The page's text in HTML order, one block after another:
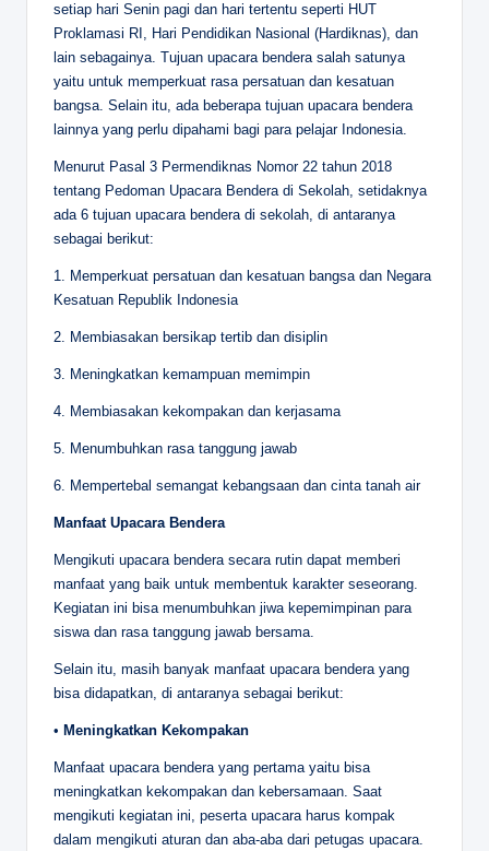
setiap hari Senin pagi dan hari tertentu seperti HUT
Proklamasi RI, Hari Pendidikan Nasional (Hardiknas), dan
lain sebagainya. Tujuan upacara bendera salah satunya
yaitu untuk memperkuat rasa persatuan dan kesatuan
bangsa. Selain itu, ada beberapa tujuan upacara bendera
lainnya yang perlu dipahami bagi para pelajar Indonesia.
Menurut Pasal 3 Permendiknas Nomor 22 tahun 2018
tentang Pedoman Upacara Bendera di Sekolah, setidaknya
ada 6 tujuan upacara bendera di sekolah, di antaranya
sebagai berikut:
1. Memperkuat persatuan dan kesatuan bangsa dan Negara
Kesatuan Republik Indonesia
2. Membiasakan bersikap tertib dan disiplin
3. Meningkatkan kemampuan memimpin
4. Membiasakan kekompakan dan kerjasama
5. Menumbuhkan rasa tanggung jawab
6. Mempertebal semangat kebangsaan dan cinta tanah air
Manfaat Upacara Bendera
Mengikuti upacara bendera secara rutin dapat memberi
manfaat yang baik untuk membentuk karakter seseorang.
Kegiatan ini bisa menumbuhkan jiwa kepemimpinan para
siswa dan rasa tanggung jawab bersama.
Selain itu, masih banyak manfaat upacara bendera yang
bisa didapatkan, di antaranya sebagai berikut:
• Meningkatkan Kekompakan
Manfaat upacara bendera yang pertama yaitu bisa
meningkatkan kekompakan dan kebersamaan. Saat
mengikuti kegiatan ini, peserta upacara harus kompak
dalam mengikuti aturan dan aba-aba dari petugas upacara.